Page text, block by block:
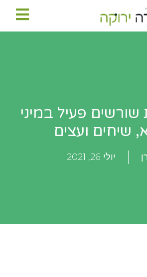
שורשים פעיל במיני
שיחים ועצים
יולי 26, 2021